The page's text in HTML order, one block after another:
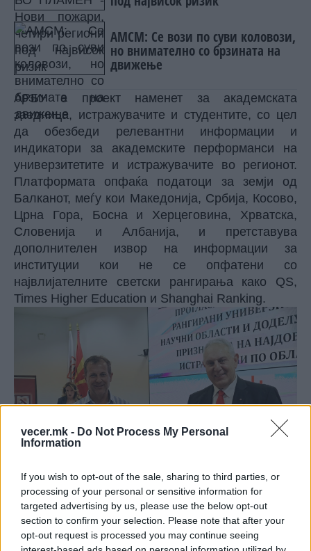
vecer.mk - Do Not Process My Personal
Information
If you wish to opt-out of the sale, sharing to third parties, or
processing of your personal or sensitive information for
targeted advertising by us, please use the below opt-out
section to confirm your selection. Please note that after your
opt-out request is processed you may continue seeing
АМСМ: Се вози по суви коловози,
но внимателно со брзината на
движење
АРБУ е проект наменет за академската
заедница, истражувачите и студентите, со цел
да обезбеди релевантни информации и
индикатори за академските перформанси на
универзитетите и истражувачите во регионот.
Платформата опфаќа податоци за земји од
Балканот, меѓу кои Македонија, Србија, Косово,
Црна Гора, Босна и Херцеговина, Хрватска,
Словенија и Албанија, и претставува
дополнителен извор на информации за
институции кои не се опфатени со
највлијателните светски рангирања како QS,
Times Higher Education и Shanghai Ranking.
Ова признание е уште една потврда за
континуираната посветеност на д-р Жан